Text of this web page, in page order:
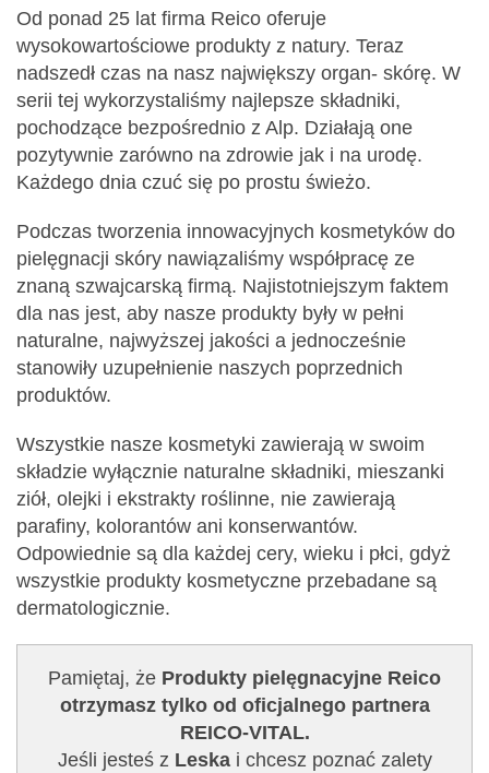
Od ponad 25 lat firma Reico oferuje
wysokowartościowe produkty z natury. Teraz
nadszedł czas na nasz największy organ- skórę. W
serii tej wykorzystaliśmy najlepsze składniki,
pochodzące bezpośrednio z Alp. Działają one
pozytywnie zarówno na zdrowie jak i na urodę.
Każdego dnia czuć się po prostu świeżo.
Podczas tworzenia innowacyjnych kosmetyków do
pielęgnacji skóry nawiązaliśmy współpracę ze
znaną szwajcarską firmą. Najistotniejszym faktem
dla nas jest, aby nasze produkty były w pełni
naturalne, najwyższej jakości a jednocześnie
stanowiły uzupełnienie naszych poprzednich
produktów.
Wszystkie nasze kosmetyki zawierają w swoim
składzie wyłącznie naturalne składniki, mieszanki
ziół, olejki i ekstrakty roślinne, nie zawierają
parafiny, kolorantów ani konserwantów.
Odpowiednie są dla każdej cery, wieku i płci, gdyż
wszystkie produkty kosmetyczne przebadane są
dermatologicznie.
Pamiętaj, że Produkty pielęgnacyjne Reico
otrzymasz tylko od oficjalnego partnera
REICO-VITAL.
Jeśli jesteś z Leskai chcesz poznać zalety